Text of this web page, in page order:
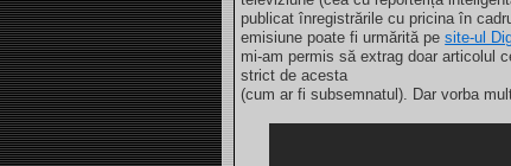
publicat înregistrările cu pricina în
emisiune poate fi urmărită pesite-ul
mi-am permis să extrag doar articolul
strict de acesta
(cum ar fi subsemnatul). Dar vorba